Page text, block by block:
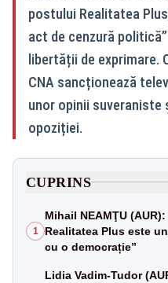
postului Realitatea
act de cenzură
libertății de exprimare.
CNA sancționează
unor opinii
opoziției.
CUPRINS
1
Mihail NEAMŢU
Realitatea Plus este
cu o democrație”
Lidia Vadim-Tudor